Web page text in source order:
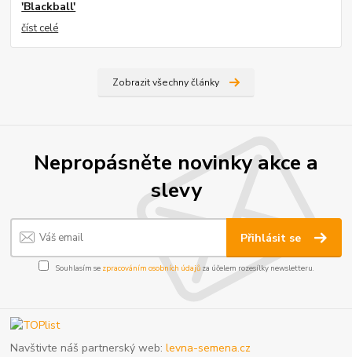
'Blackball'
číst celé
Zobrazit všechny články
Nepropásněte novinky akce a
slevy
Přihlásit se
Souhlasím se zpracováním osobních údajůza účelem rozesílky newsletteru.
Navštivte náš partnerský web:levna-semena.cz